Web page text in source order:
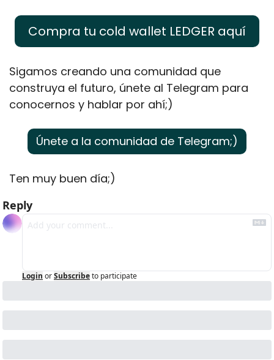
Compra tu cold wallet LEDGER aquí
Sigamos creando una comunidad que
construya el futuro, únete al Telegram para
conocernos y hablar por ahí;)
Únete a la comunidad de Telegram;)
Ten muy buen día;)
Reply
Login orSubscribeto participate